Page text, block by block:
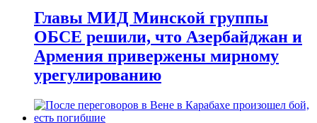
Главы МИД Минской группы
ОБСЕ решили, что Азербайджан и
Армения привержены мирному
урегулированию